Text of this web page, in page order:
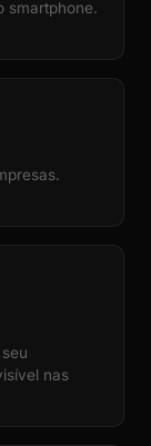
smartphone.
nas